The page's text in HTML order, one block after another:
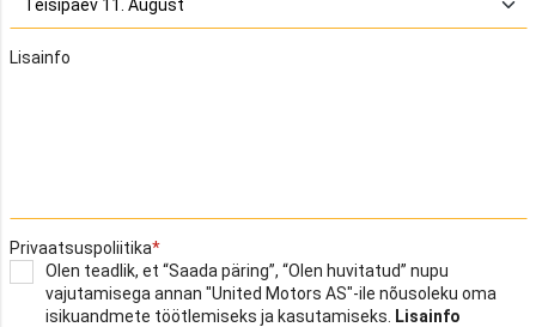
Lisainfo
Privaatsuspoliitika
Olen teadlik, et “Saada päring”, “Olen huvitatud” nupu
vajutamisega annan "United Motors AS"-ile nõusoleku oma
isikuandmete töötlemiseks ja kasutamiseks.
Lisainfo